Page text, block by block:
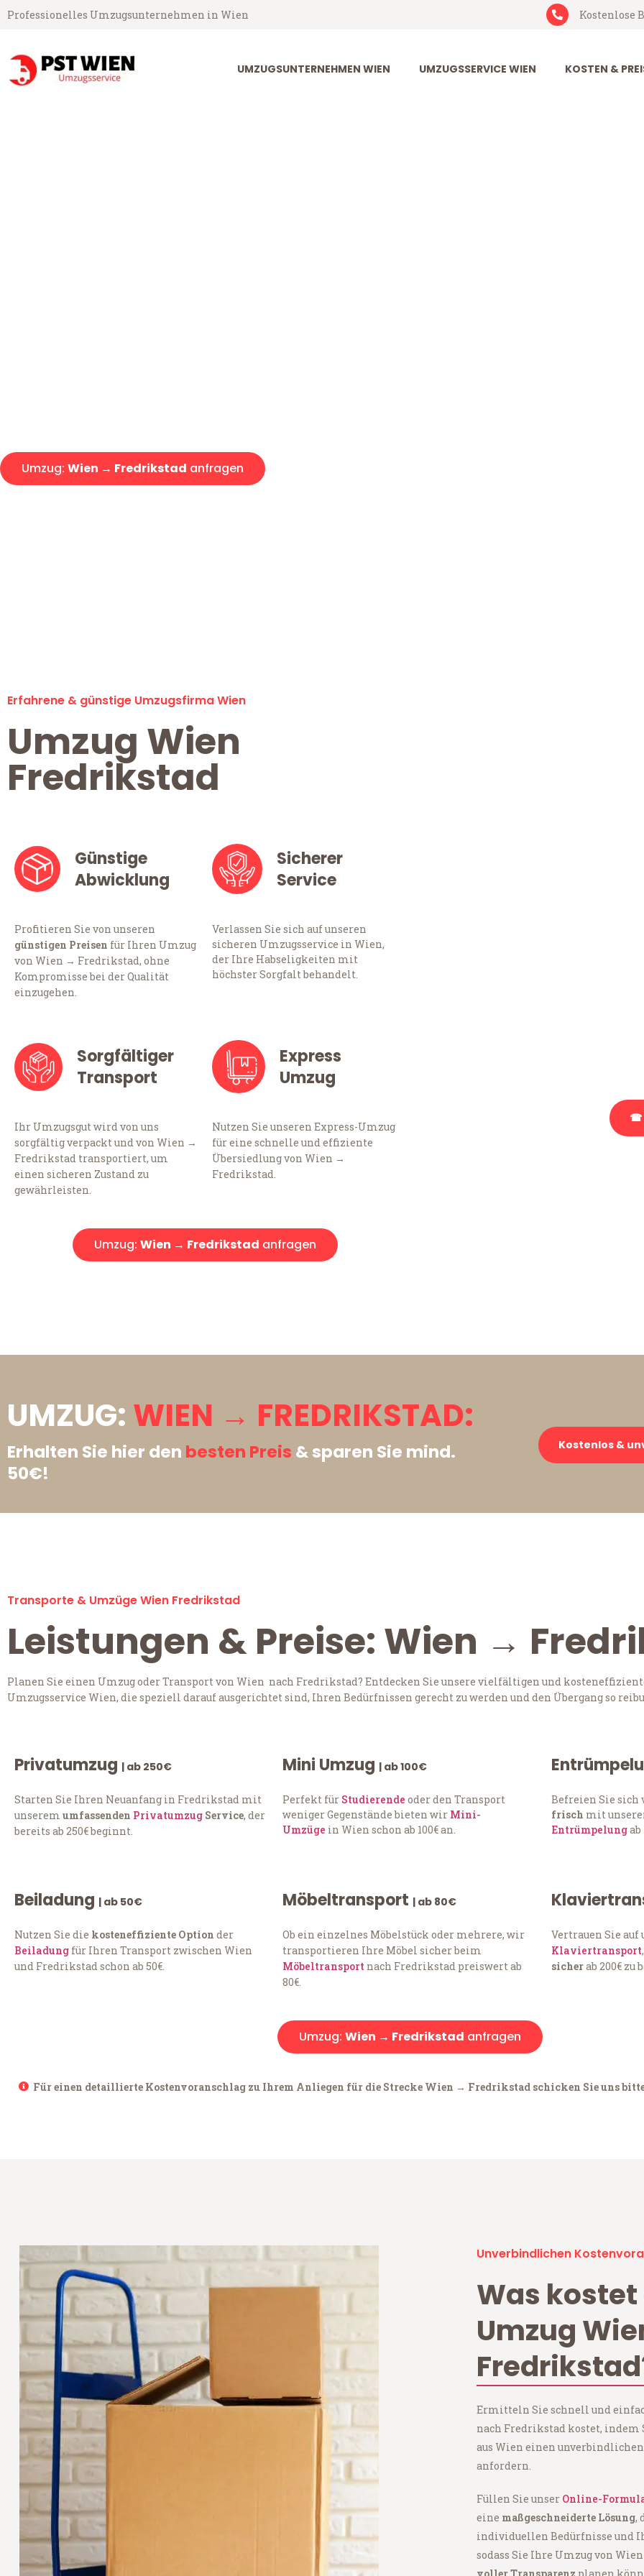
Professionelles Umzugsunternehmen in Wien Kostenlose
UMZUGSUNTERNEHMEN WIEN UMZUGSSERVICE WIEN KOSTEN &
Umzug: Wien → Fredrikstad anfragen
Erfahrene & günstige Umzugsfirma Wien
Umzug Wien
Fredrikstad
Günstige
Abwicklung
Profitieren Sie von unseren
günstigen Preisen für Ihren Umzug
von Wien → Fredrikstad, ohne
Kompromisse bei der Qualität
einzugehen.
Sicherer
Service
Verlassen Sie sich auf unseren
sicheren Umzugsservice in Wien,
der Ihre Habseligkeiten mit
höchster Sorgfalt behandelt.
Sorgfältiger
Transport
Ihr Umzugsgut wird von uns
sorgfältig verpackt und von Wien →
Fredrikstad transportiert, um
einen sicheren Zustand zu
gewährleisten.
Express
Umzug
Nutzen Sie unseren Express-Umzug
für eine schnelle und effiziente
Übersiedlung von Wien →
Fredrikstad.
Umzug: Wien → Fredrikstad anfragen
☎
UMZUG: WIEN → FREDRIKSTAD:
Erhalten Sie hier den besten Preis & sparen Sie mind.
50€!
Kostenlos &
Transporte & Umzüge Wien Fredrikstad
Leistungen & Preise: Wien →
Planen Sie einen Umzug oder Transport von Wien nach Fredrikstad? Entdecken Sie unsere vielfältigen und
Umzugsservice Wien, die speziell darauf ausgerichtet sind, Ihren Bedürfnissen gerecht zu werden und den Übergang so
Privatumzug | ab 250€
Starten Sie Ihren Neuanfang in Fredrikstad mit
unserem umfassenden Privatumzug Service, der
bereits ab 250€ beginnt.
Mini Umzug | ab 100€
Perfekt für Studierende oder den Transport
weniger Gegenstände bieten wir Mini-
Umzüge in Wien schon ab 100€ an.
Befreien Sie sich
frisch mit
Entrümpelungab
Beiladung | ab 50€
Nutzen Sie die kosteneffiziente Option der
Beiladung für Ihren Transport zwischen Wien
und Fredrikstad schon ab 50€.
Möbeltransport | ab 80€
Ob ein einzelnes Möbelstück oder mehrere, wir
transportieren Ihre Möbel sicher beim
Möbeltransport nach Fredrikstad preiswert ab
80€.
Vertrauen Sie auf
Klaviertransport
sicherab 200€ zu
Umzug: Wien → Fredrikstad anfragen
Für einen detaillierte Kostenvoranschlag zu Ihrem Anliegen für die Strecke Wien → Fredrikstad schicken Sie uns
Unverbindlichen
Was kostet
Umzug
Ermitteln Sie schnell und
nach Fredrikstad kostet, indem
aus Wien einen
anfordern.
Füllen Sie unser Online-
eine maßgeschneiderte Lösung,
individuellen Bedürfnisse und
sodass Sie Ihre Umzug von
voller Transparenz planen